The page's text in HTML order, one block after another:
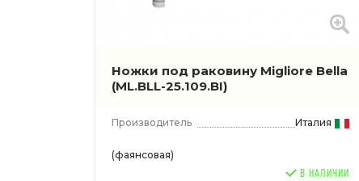
Ножки под раковину Migliore Bella
(ML.BLL-25.109.BI)
Производитель Италия
(фаянсовая)
В НАЛИЧИИ